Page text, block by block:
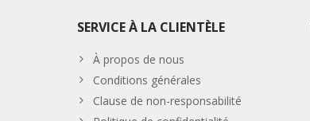
SERVICE À LA CLIENTÈLE
À propos de nous
Conditions générales
Clause de non-responsabilité